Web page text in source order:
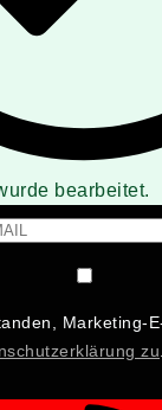
bearbeitet.
Marketing-
zu